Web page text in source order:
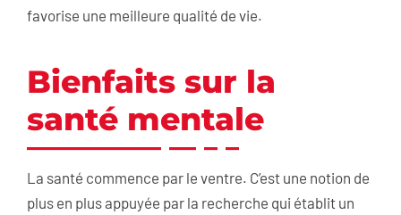
favorise une meilleure qualité de vie.
Bienfaits sur la
santé mentale
La santé commence par le ventre. C’est une notion de
plus en plus appuyée par la recherche qui établit un